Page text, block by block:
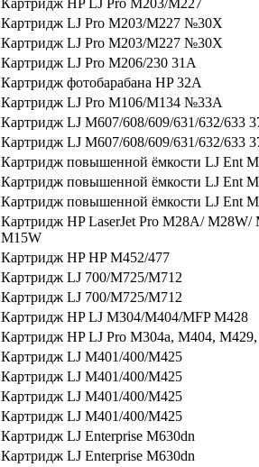
Картридж HP LJ Pro M203/M227
Картридж LJ Pro M203/M227 №30X
Картридж LJ Pro M203/M227 №30X
Картридж LJ Pro M206/230 31A
Картридж фотобарабана HP 32A
Картридж LJ Pro M106/M134 №33A
Картридж LJ M607/608/609/631/632/633
Картридж LJ M607/608/609/631/632/633
Картридж повышенной ёмкости LJ Ent
Картридж повышенной ёмкости LJ Ent
Картридж повышенной ёмкости LJ Ent
Картридж HP LaserJet Pro M28A/ M28W/
M15W
Картридж HP HP M452/477
Картридж LJ 700/M725/M712
Картридж LJ 700/M725/M712
Картридж HP LJ M304/M404/MFP M428
Картридж HP LJ Pro M304a, M404,
Картридж LJ M401/400/M425
Картридж LJ M401/400/M425
Картридж LJ M401/400/M425
Картридж LJ M401/400/M425
Картридж LJ Enterprise M630dn
Картридж LJ Enterprise M630dn